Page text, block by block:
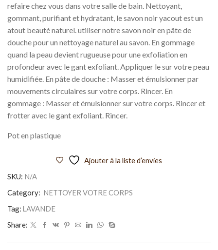
refaire chez vous dans votre salle de bain. Nettoyant,
gommant, purifiant et hydratant, le savon noir yacout est un
atout beauté naturel. utiliser notre savon noir en pâte de
douche pour un nettoyage naturel au savon. En gommage
quand la peau devient rugueuse pour une exfoliation en
profondeur avec le gant exfoliant. Appliquer le sur votre peau
humidifiée. En pâte de douche : Masser et émulsionner par
mouvements circulaires sur votre corps. Rincer. En
gommage : Masser et émulsionner sur votre corps. Rincer et
frotter avec le gant exfoliant. Rincer.
Pot en plastique
Ajouter à la liste d’envies
SKU: N/A
Category: NETTOYER VOTRE CORPS
Tag: LAVANDE
Share: